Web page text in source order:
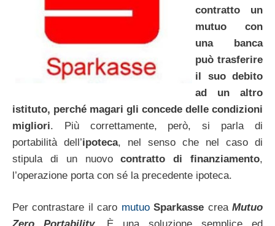
contratto un
mutuo con
una banca
può trasferire
il suo debito
ad un altro
istituto, perché magari gli concede delle condizioni
migliori. Più correttamente, però, si parla di
portabilità dell’ipoteca, nel senso che nel caso di
stipula di un nuovocontratto di finanziamento,
l’operazione porta con sé la precedente ipoteca.
Per contrastare il caro mutuo Sparkasse creaMutuo